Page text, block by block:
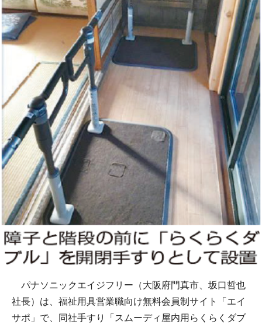
パナソニックエイジフリー（大阪府門真市、坂口哲也
社長）は、福祉用具営業職向け無料会員制サイト「エイ
サポ」で、同社手すり「スムーディ屋内用らくらくダブ